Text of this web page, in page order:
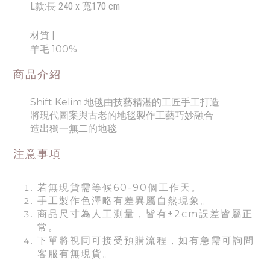
L款:長 240 x 寬170 cm
材質 |
羊毛 100%
商品介紹
Shift Kelim 地毯由技藝精湛的工匠手工打造
將現代圖案與古老的地毯製作工藝巧妙融合
造出獨一無二的地毯
注意事項
若無現貨需等候60-90個工作天。
手工製作色澤略有差異屬自然現象。
商品尺寸為人工測量，皆有±2cm誤差皆屬正
常。
下單將視同可接受預購流程，如有急需可詢問
客服有無現貨。